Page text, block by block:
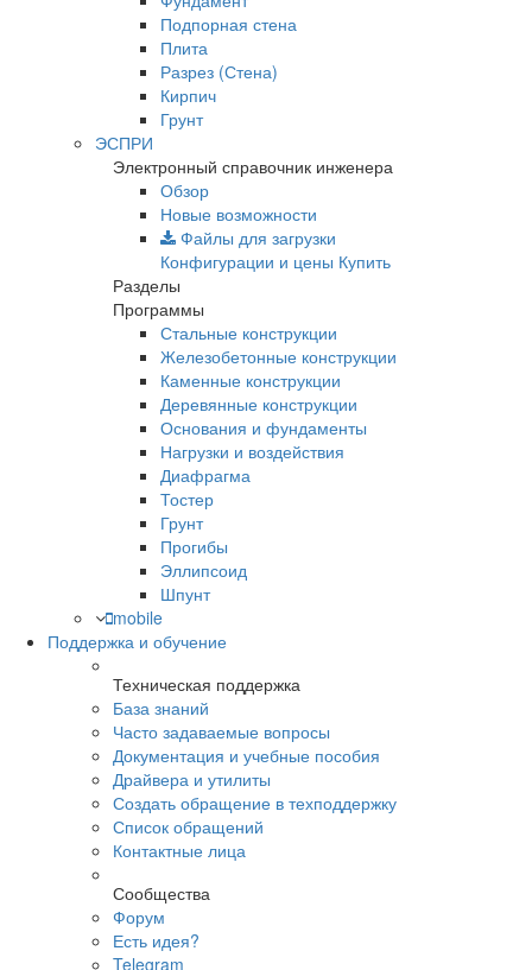
Подпорная стена
Плита
Разрез (Стена)
Кирпич
Грунт
ЭСПРИ
Электронный справочник инженера
Обзор
Новые возможности
Файлы для загрузки
Конфигурации и цены Купить
Разделы
Программы
Стальные конструкции
Железобетонные конструкции
Каменные конструкции
Деревянные конструкции
Основания и фундаменты
Нагрузки и воздействия
Диафрагма
Тостер
Грунт
Прогибы
Эллипсоид
Шпунт
mobile
Поддержка и обучение
Техническая поддержка
База знаний
Часто задаваемые вопросы
Документация и учебные пособия
Драйвера и утилиты
Создать обращение в техподдержку
Список обращений
Контактные лица
Сообщества
Форум
Есть идея?
Telegram